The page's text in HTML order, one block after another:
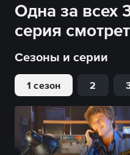
Одна за всех
серия
Сезоны и серии
1 сезон 2